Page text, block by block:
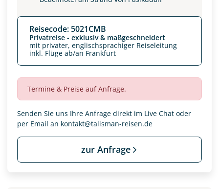
Reisecode: 5021CMB
Privatreise - exklusiv & maßgeschneidert
mit privater, englischsprachiger Reiseleitung
inkl. Flüge ab/an Frankfurt
Termine & Preise auf Anfrage.
Senden Sie uns Ihre Anfrage direkt im Live Chat oder
per Email an kontakt@talisman-reisen.de
zur Anfrage